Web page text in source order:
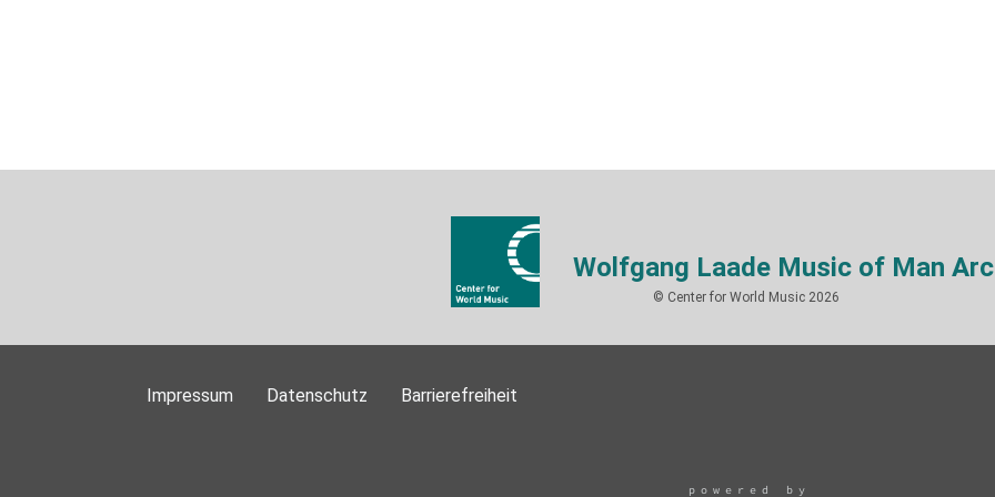
Wolfgang Laade Music of Man
© Center for World Music 2026
Impressum Datenschutz Barrierefreiheit